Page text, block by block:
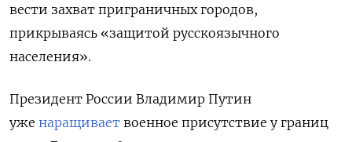
вести захват приграничных городов,
прикрываясь «защитой русскоязычного
населения».
Президент России Владимир Путин
уже наращивает военное присутствие у границ